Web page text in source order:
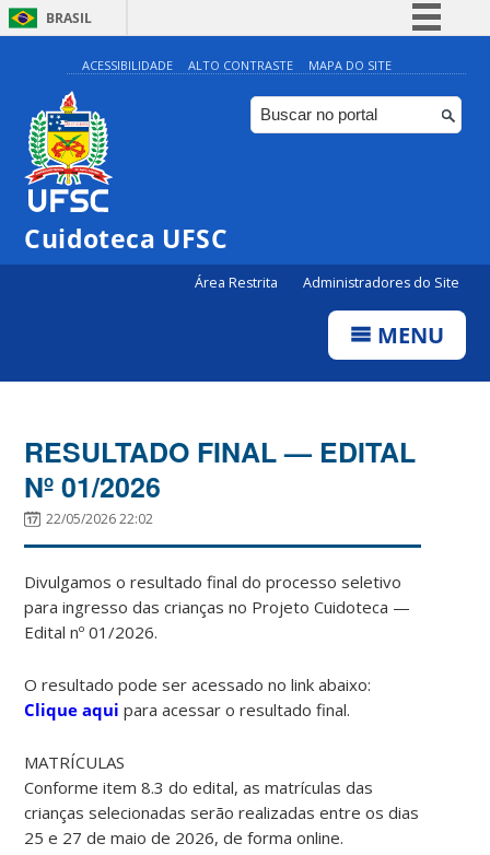
BRASIL
Simplifique!
Comunica BR
Participe
ACESSIBILIDADE ALTO CONTRASTE MAPA DO SITE
Cuidoteca UFSC
Área Restrita Administradores do Site
MENU
RESULTADO FINAL — EDITAL
Nº 01/2026
22/05/2026 22:02
Divulgamos o resultado final do processo seletivo
para ingresso das crianças no Projeto Cuidoteca —
Edital nº 01/2026.
O resultado pode ser acessado no link abaixo:
Clique aqui para acessar o resultado final.
MATRÍCULAS
Conforme item 8.3 do edital, as matrículas das
crianças selecionadas serão realizadas entre os dias
25 e 27 de maio de 2026, de forma online.